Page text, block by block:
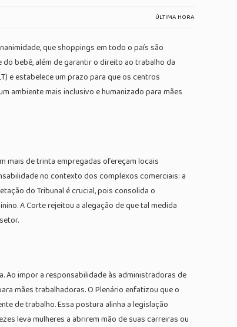
ÚLTIMA HORA
que shoppings em todo o país são
bebê, além de garantir o direito ao trabalho da
e estabelece um prazo para que os centros
ambiente mais inclusivo e humanizado para mães
mais de trinta empregadas ofereçam locais
no contexto dos complexos comerciais: a
do Tribunal é crucial, pois consolida o
A Corte rejeitou a alegação de que tal medida
Ao impor a responsabilidade às administradoras de
mães trabalhadoras. O Plenário enfatizou que o
de trabalho. Essa postura alinha a legislação
leva mulheres a abrirem mão de suas carreiras ou